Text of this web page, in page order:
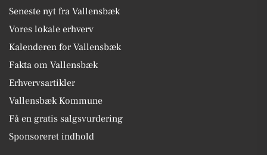
Seneste nyt fra Vallensbæk
Vores lokale erhverv
Kalenderen for Vallensbæk
Fakta om Vallensbæk
Erhvervsartikler
Vallensbæk Kommune
Få en gratis salgsvurdering
Sponsoreret indhold